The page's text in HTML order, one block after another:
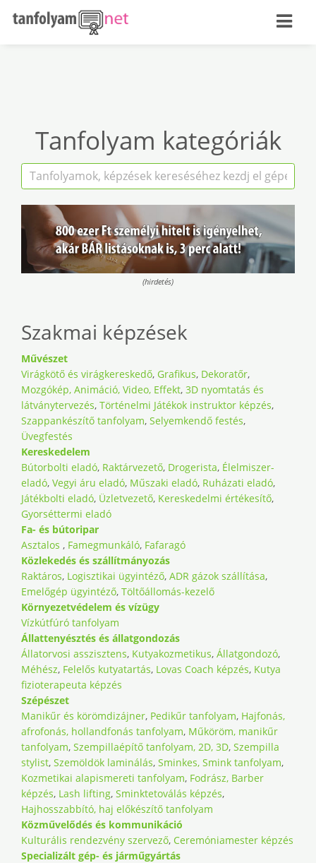
Tanfolyam kategóriák
(hirdetés)
Szakmai képzések
Művészet
Virágkötő és virágkereskedő, Grafikus, Dekoratőr,
Mozgókép, Animáció, Video, Effekt, 3D nyomtatás és
látványtervezés, Történelmi Játékok instruktor képzés,
Szappankészítő tanfolyam, Selyemkendő festés,
Üvegfestés
Kereskedelem
Bútorbolti eladó, Raktárvezető, Drogerista, Élelmiszer-
eladó, Vegyi áru eladó, Műszaki eladó, Ruházati eladó,
Játékbolti eladó, Üzletvezető, Kereskedelmi értékesítő,
Gyorséttermi eladó
Fa- és bútoripar
Asztalos , Famegmunkáló, Fafaragó
Közlekedés és szállítmányozás
Raktáros, Logisztikai ügyintéző, ADR gázok szállítása,
Emelőgép ügyintéző, Töltőállomás-kezelő
Környezetvédelem és vízügy
Vízkútfúró tanfolyam
Állattenyésztés és állatgondozás
Állatorvosi asszisztens, Kutyakozmetikus, Állatgondozó,
Méhész, Felelős kutyatartás, Lovas Coach képzés, Kutya
fizioterapeuta képzés
Szépészet
Manikűr és körömdizájner, Pedikűr tanfolyam, Hajfonás,
afrofonás, hollandfonás tanfolyam, Műköröm, manikűr
tanfolyam, Szempillaépítő tanfolyam, 2D, 3D, Szempilla
stylist, Szemöldök laminálás, Sminkes, Smink tanfolyam,
Kozmetikai alapismereti tanfolyam, Fodrász, Barber
képzés, Lash lifting, Sminktetoválás képzés,
Hajhosszabbító, haj előkészítő tanfolyam
Közművelődés és kommunikáció
Kulturális rendezvény szervező, Ceremóniamester képzés
Specializált gép- és járműgyártás